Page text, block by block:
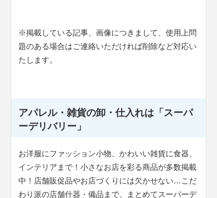
※掲載している記事、画像につきまして、使用上問
題のある場合はご連絡いただければ削除など対応い
たします。
アパレル・雑貨の卸・仕入れは「スーパ
ーデリバリー」
お洋服にファッション小物、かわいい雑貨に食器、
インテリアまで！小さなお店を彩る商品が多数掲載
中！店舗販促品やお店づくりには欠かせない…こだ
わり派の店舗什器・備品まで、まとめてスーパーデ